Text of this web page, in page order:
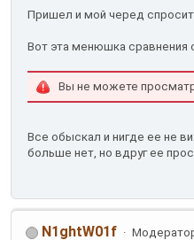
Пришел и мой черед
Вот эта менюшка сравнения
Вы не можете
Все обыскал и нигде ее не
больше нет, но вдруг ее
N1ghtW01f